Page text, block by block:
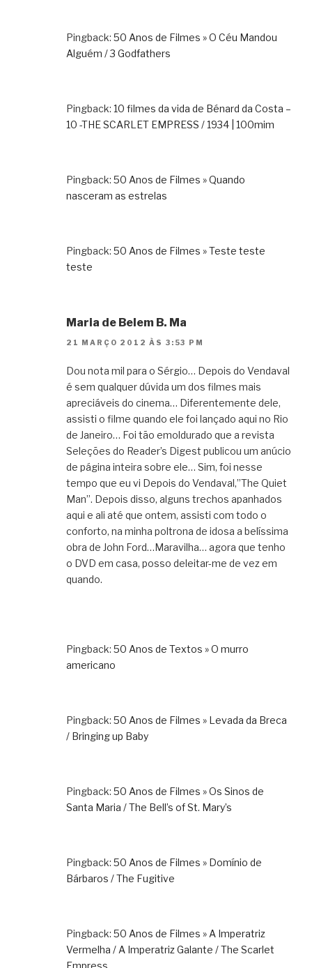
Pingback: 50 Anos de Filmes » O Céu Mandou
Alguém / 3 Godfathers
Pingback: 10 filmes da vida de Bénard da Costa –
10 -THE SCARLET EMPRESS / 1934 | 100mim
Pingback: 50 Anos de Filmes » Quando
nasceram as estrelas
Pingback: 50 Anos de Filmes » Teste teste
teste
Maria de Belem B. Ma
21 MARÇO 2012 ÀS 3:53 PM
Dou nota mil para o Sérgio… Depois do Vendaval
é sem qualquer dúvida um dos filmes mais
apreciáveis do cinema… Diferentemente dele,
assisti o filme quando ele foi lançado aqui no Rio
de Janeiro… Foi tão emoldurado que a revista
Seleções do Reader’s Digest publicou um anúcio
de página inteira sobre ele… Sim, foi nesse
tempo que eu vi Depois do Vendaval,”The Quiet
Man”. Depois disso, alguns trechos apanhados
aqui e ali até que ontem, assisti com todo o
conforto, na minha poltrona de idosa a belíssima
obra de John Ford…Maravilha… agora que tenho
o DVD em casa, posso deleitar-me de vez em
quando.
Pingback: 50 Anos de Textos » O murro
americano
Pingback: 50 Anos de Filmes » Levada da Breca
/ Bringing up Baby
Pingback: 50 Anos de Filmes » Os Sinos de
Santa Maria / The Bell’s of St. Mary’s
Pingback: 50 Anos de Filmes » Domínio de
Bárbaros / The Fugitive
Pingback: 50 Anos de Filmes » A Imperatriz
Vermelha / A Imperatriz Galante / The Scarlet
Empress